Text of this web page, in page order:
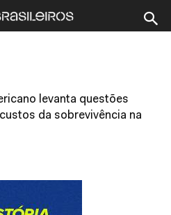
levanta questões
da sobrevivência na